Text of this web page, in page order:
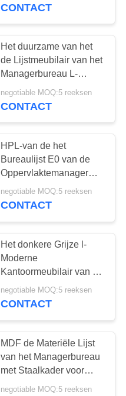
Comité Bovenkant
CONTACT
Het duurzame van het
de Lijstmeubilair van het
Managerbureau L-
vormige Uitvoerende
Moderne Bureau
negotiable MOQ:5 reeksen
CONTACT
HPL-van de het
Bureaulijst E0 van de
Oppervlaktemanager
van de de
Rangmelamine de
negotiable MOQ:5 reeksen
CONTACT
Het donkere Grijze l-
Moderne
Kantoormeubilair van de
Vorm Uitvoerende Lijst
met E0-Rangmelamine
negotiable MOQ:5 reeksen
CONTACT
MDF de Materiële Lijst
van het Managerbureau
met Staalkader voor
Uitvoerende Zaal
negotiable MOQ:5 reeksen